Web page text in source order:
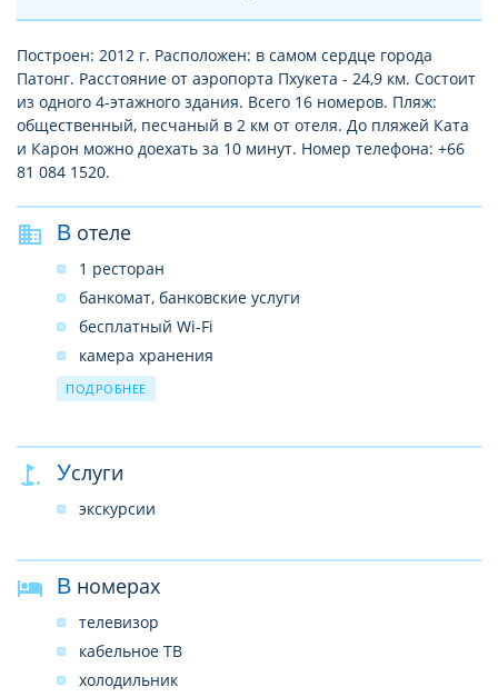
Построен: 2012 г. Расположен: в самом сердце города
Патонг. Расстояние от аэропорта Пхукета - 24,9 км. Состоит
из одного 4-этажного здания. Всего 16 номеров. Пляж:
общественный, песчаный в 2 км от отеля. До пляжей Ката
и Карон можно доехать за 10 минут. Номер телефона: +66
81 084 1520.
В отеле
1 ресторан
банкомат, банковские услуги
бесплатный Wi-Fi
камера хранения
круглосуточная работа стойки регистрации
терраса
тансфер до аэропорта
ПОДРОБНЕЕ
Услуги
экскурсии
В номерах
телевизор
кабельное ТВ
холодильник